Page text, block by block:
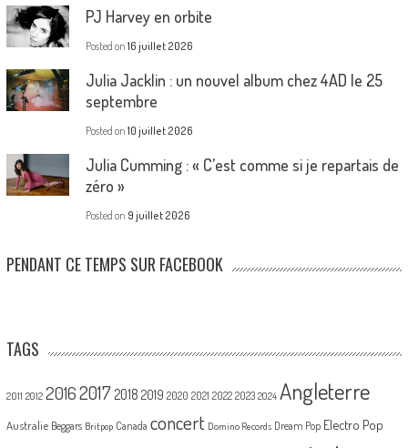
PJ Harvey en orbite
Posted on 16 juillet 2026
Julia Jacklin : un nouvel album chez 4AD le 25
septembre
Posted on 10 juillet 2026
Julia Cumming : « C’est comme si je repartais de
zéro »
Posted on 9 juillet 2026
PENDANT CE TEMPS SUR FACEBOOK
TAGS
2011 2012 20162017 2018 2019 2020 2021 2022 2023 2024 Angleterre
Australie Beggars Britpop Canada concert Domino Records Dream Pop Electro Pop